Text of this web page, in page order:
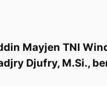
Mayjen TNI
Djufry, M.Si.,